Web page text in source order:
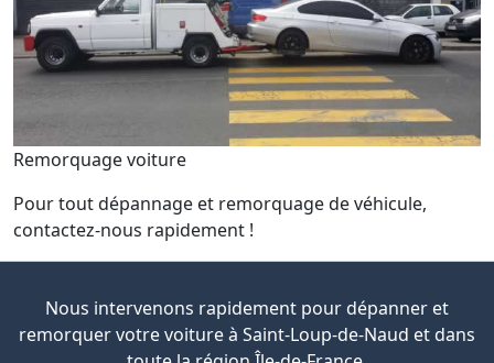
Remorquage voiture
Pour tout dépannage et remorquage de véhicule,
contactez-nous rapidement !
Nous intervenons rapidement pour dépanner et
remorquer votre voiture à Saint-Loup-de-Naud et dans